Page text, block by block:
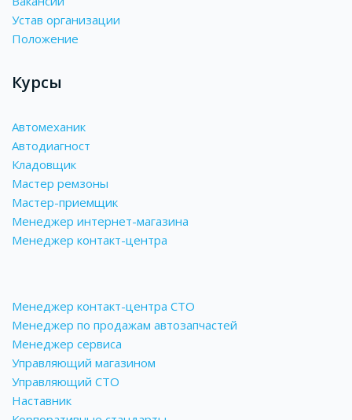
Устав организации
Положение
Курсы
Автомеханик
Автодиагност
Кладовщик
Мастер ремзоны
Мастер-приемщик
Менеджер интернет-магазина
Менеджер контакт-центра
Менеджер контакт-центра СТО
Менеджер по продажам автозапчастей
Менеджер сервиса
Управляющий магазином
Управляющий СТО
Наставник